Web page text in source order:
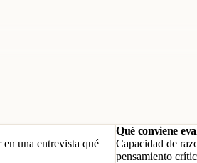
una entrevista qué
Qué conviene
Capacidad de
pensamiento